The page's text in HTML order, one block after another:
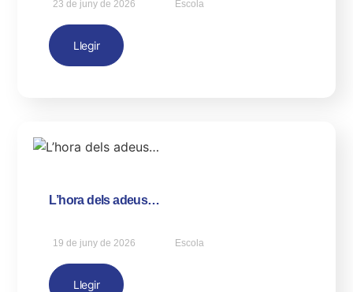
23 de juny de 2026 Escola
Llegir
L’hora dels adeus…
19 de juny de 2026 Escola
Llegir